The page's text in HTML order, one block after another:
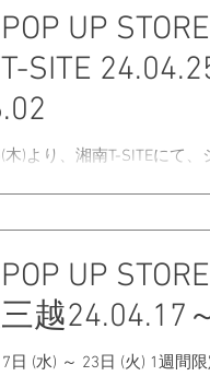
POP UP
SITE
木)より、湘南T-SITEにて、
す。 ぜひ、お越し下さい
年中無休（元日を除く
POP UP
越24.04.17
日 (水) ～ 23日 (火) 1週間限